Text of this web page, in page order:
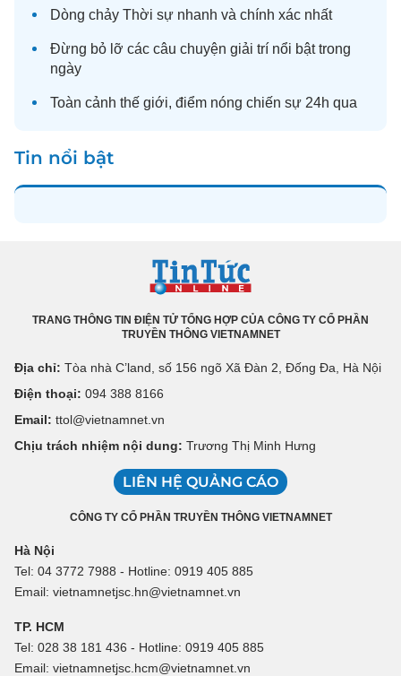
Dòng chảy Thời sự nhanh và chính xác nhất
Đừng bỏ lỡ các câu chuyện giải trí nổi bật trong
ngày
Toàn cảnh thế giới, điểm nóng chiến sự 24h qua
Tin nổi bật
TRANG THÔNG TIN ĐIỆN TỬ TỔNG HỢP CỦA CÔNG TY CỔ PHẦN
TRUYỀN THÔNG VIETNAMNET
Địa chỉ: Tòa nhà C’land, số 156 ngõ Xã Đàn 2, Đống Đa, Hà Nội
Điện thoại: 094 388 8166
Email: ttol@vietnamnet.vn
Chịu trách nhiệm nội dung: Trương Thị Minh Hưng
LIÊN HỆ QUẢNG CÁO
CÔNG TY CỔ PHẦN TRUYỀN THÔNG VIETNAMNET
Hà Nội
Tel: 04 3772 7988 - Hotline: 0919 405 885
Email: vietnamnetjsc.hn@vietnamnet.vn
TP. HCM
Tel: 028 38 181 436 - Hotline: 0919 405 885
Email: vietnamnetjsc.hcm@vietnamnet.vn